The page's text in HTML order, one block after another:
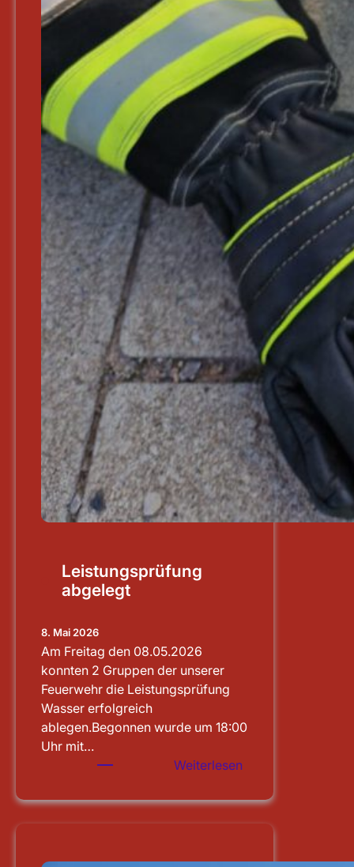
Leistungsprüfung
abgelegt
8. Mai 2026
Am Freitag den 08.05.2026
konnten 2 Gruppen der unserer
Feuerwehr die Leistungsprüfung
Wasser erfolgreich
ablegen.Begonnen wurde um 18:00
Uhr mit…
Weiterlesen
abgelegt